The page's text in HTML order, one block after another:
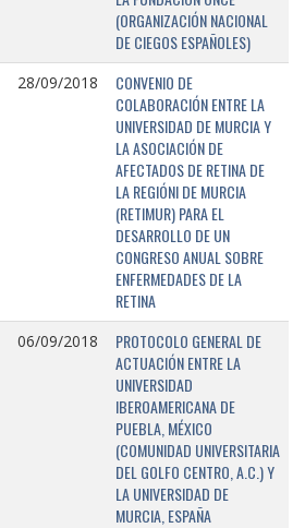
(ORGANIZACIÓN NACIONAL
DE CIEGOS ESPAÑOLES)
28/09/2018
CONVENIO DE
COLABORACIÓN ENTRE LA
UNIVERSIDAD DE MURCIA Y
LA ASOCIACIÓN DE
AFECTADOS DE RETINA DE
LA REGIÓNI DE MURCIA
(RETIMUR) PARA EL
DESARROLLO DE UN
CONGRESO ANUAL SOBRE
ENFERMEDADES DE LA
RETINA
06/09/2018
PROTOCOLO GENERAL DE
ACTUACIÓN ENTRE LA
UNIVERSIDAD
IBEROAMERICANA DE
PUEBLA, MÉXICO
(COMUNIDAD UNIVERSITARIA
DEL GOLFO CENTRO, A.C.) Y
LA UNIVERSIDAD DE
MURCIA, ESPAÑA